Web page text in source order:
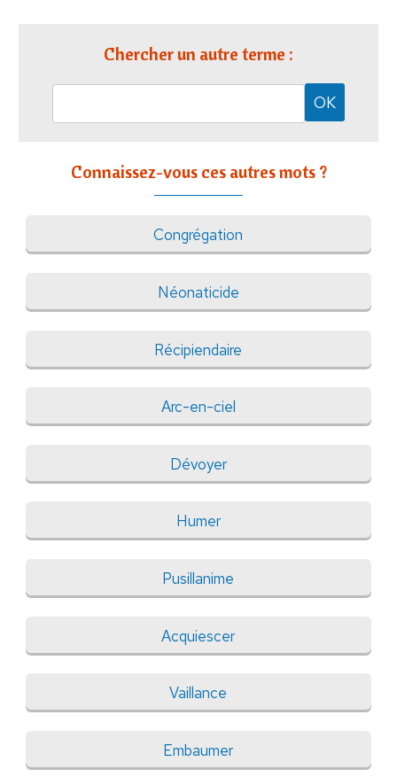
Chercher un autre terme :
Connaissez-vous ces autres mots ?
Congrégation
Néonaticide
Récipiendaire
Arc-en-ciel
Dévoyer
Humer
Pusillanime
Acquiescer
Vaillance
Embaumer